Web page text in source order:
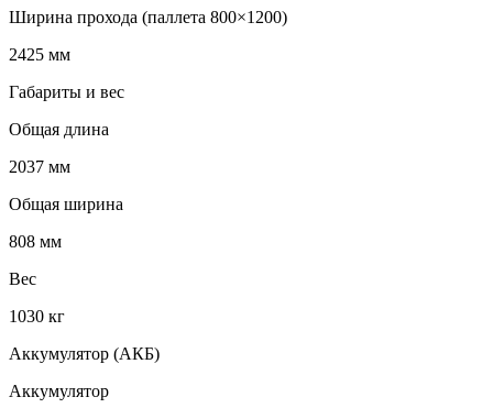
Ширина прохода (паллета 800×1200)
2425 мм
Габариты и вес
Общая длина
2037 мм
Общая ширина
808 мм
Вес
1030 кг
Аккумулятор (АКБ)
Аккумулятор